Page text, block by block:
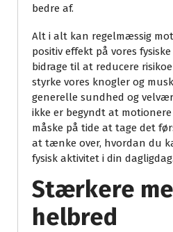
bedre af.
Alt i alt kan regelmæssig
positiv effekt på vores
bidrage til at reducere
styrke vores knogler og
generelle sundhed og
ikke er begyndt at
måske på tide at tage det
at tænke over, hvordan du
fysisk aktivitet i din dagligdag.
Stærkere
helbred